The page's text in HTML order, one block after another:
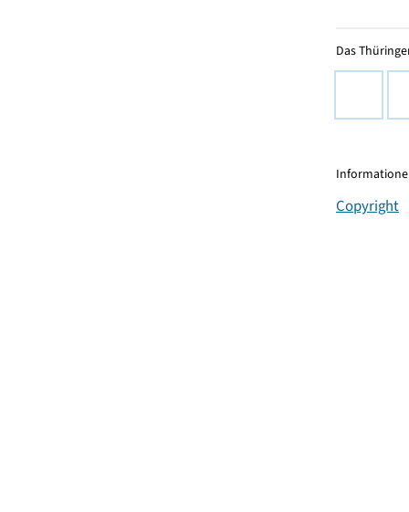
Das
Copyright